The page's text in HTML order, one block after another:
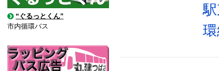
“ぐるっとくん”
市内循環バス